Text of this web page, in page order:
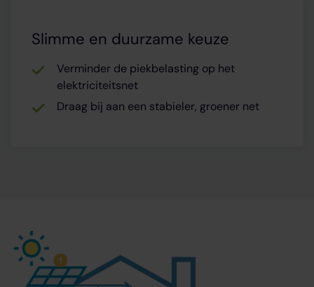
Slimme en duurzame keuze
Verminder de piekbelasting op het
elektriciteitsnet
Draag bij aan een stabieler, groener net
Zo werkt een thuisbatterij